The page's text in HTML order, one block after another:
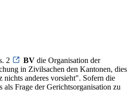
2 BV die Organisation der
in Zivilsachen den Kantonen, dies
nichts anderes vorsieht". Sofern die
als Frage der Gerichtsorganisation zu